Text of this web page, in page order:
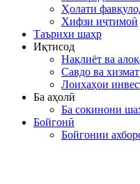
Ҳолати
Хифзи иҷтимоӣ
Таърихи шаҳр
Иқтисод
Нақлиёт ва
Савдо ва
Лоиҳаҳои
Ба аҳолӣ
Ба сокинони
Бойгонӣ
Бойгонии